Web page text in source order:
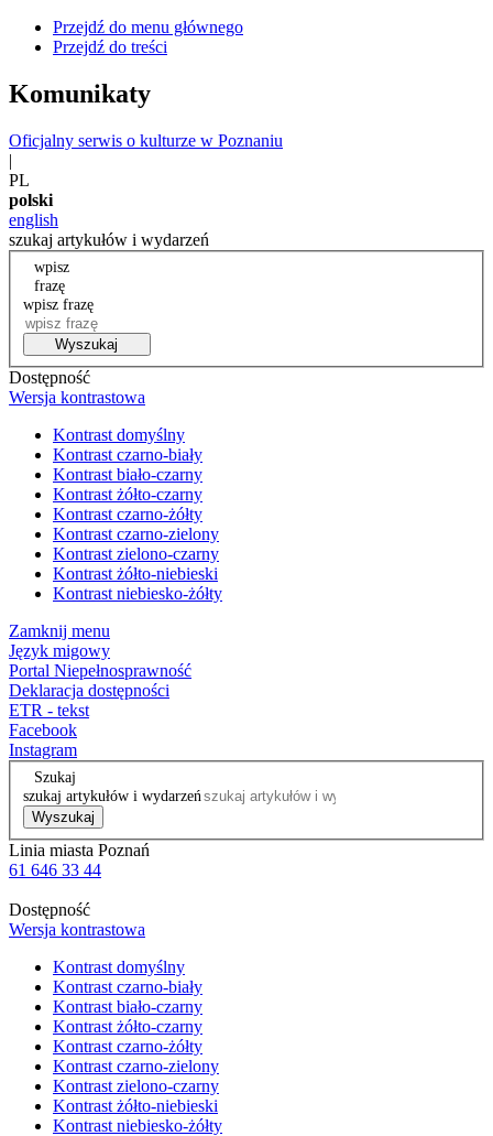
Przejdź do menu głównego
Przejdź do treści
Komunikaty
Oficjalny serwis o kulturze w Poznaniu
|
PL
polski
english
szukaj artykułów i wydarzeń
wpisz
frazę
wpisz frazę
Wyszukaj
Dostępność
Wersja kontrastowa
Kontrast domyślny
Kontrast czarno-biały
Kontrast biało-czarny
Kontrast żółto-czarny
Kontrast czarno-żółty
Kontrast czarno-zielony
Kontrast zielono-czarny
Kontrast żółto-niebieski
Kontrast niebiesko-żółty
Zamknij menu
Język migowy
Portal Niepełnosprawność
Deklaracja dostępności
ETR - tekst
Facebook
Instagram
Szukaj
szukaj artykułów i wydarzeń
Wyszukaj
Linia miasta Poznań
61 646 33 44
Dostępność
Wersja kontrastowa
Kontrast domyślny
Kontrast czarno-biały
Kontrast biało-czarny
Kontrast żółto-czarny
Kontrast czarno-żółty
Kontrast czarno-zielony
Kontrast zielono-czarny
Kontrast żółto-niebieski
Kontrast niebiesko-żółty